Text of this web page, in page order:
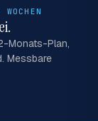
Monats-Plan,
Messbare